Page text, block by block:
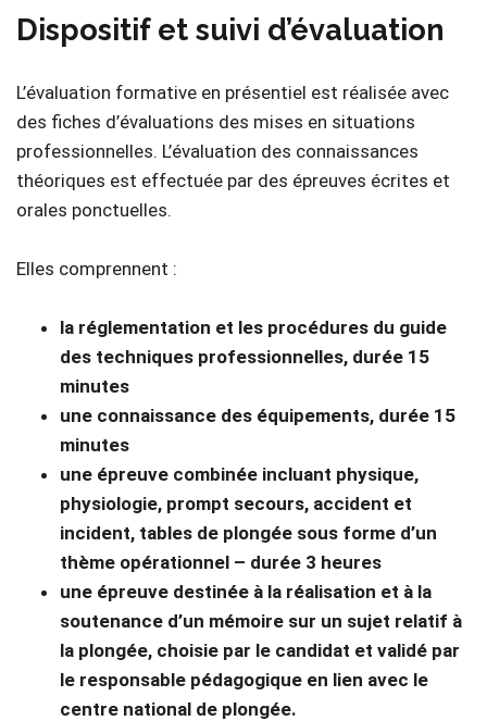
Dispositif et suivi d’évaluation
L’évaluation formative en présentiel est réalisée avec
des fiches d’évaluations des mises en situations
professionnelles. L’évaluation des connaissances
théoriques est effectuée par des épreuves écrites et
orales ponctuelles.
Elles comprennent :
la réglementation et les procédures du guide
des techniques professionnelles, durée 15
minutes
une connaissance des équipements, durée 15
minutes
une épreuve combinée incluant physique,
physiologie, prompt secours, accident et
incident, tables de plongée sous forme d’un
thème opérationnel – durée 3 heures
une épreuve destinée à la réalisation et à la
soutenance d’un mémoire sur un sujet relatif à
la plongée, choisie par le candidat et validé par
le responsable pédagogique en lien avec le
centre national de plongée.